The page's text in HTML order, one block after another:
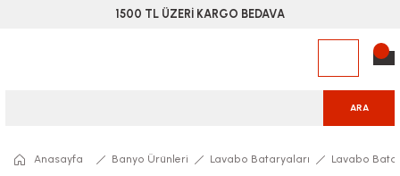
1500 TL ÜZERİ KARGO BEDAVA
ARA
Anasayfa Banyo Ürünleri Lavabo Bataryaları Lavabo